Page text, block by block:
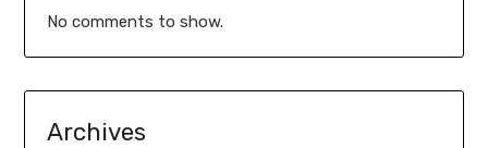
No comments to show.
Archives